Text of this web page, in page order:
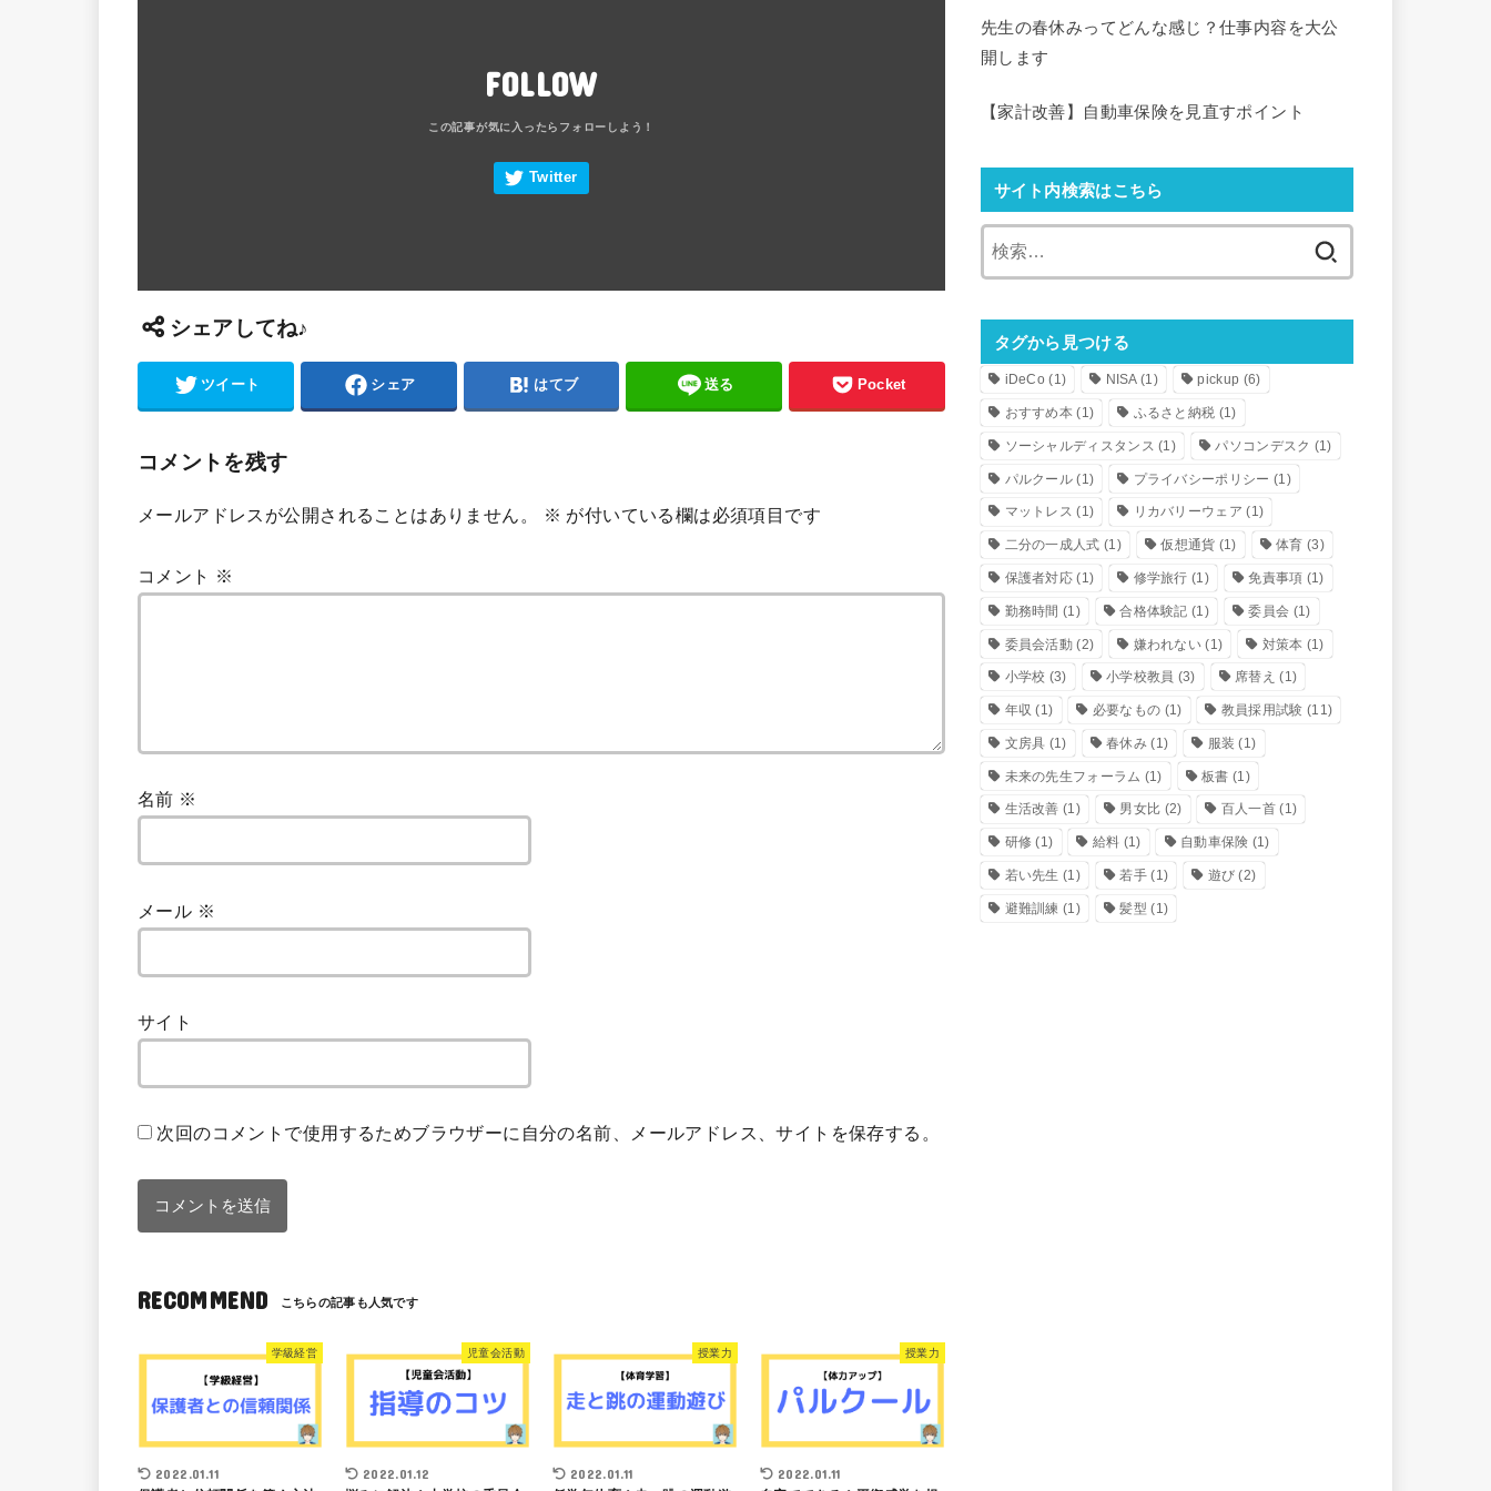
FOLLOW
シェアしてね♪
ツイート シェア はてブ 送る Pocket
コメントを残す
メールアドレスが公開されることはありません。 ※ が付いている欄は必須項目です
コメント ※
名前 ※
メール ※
サイト
次回のコメントで使用するためブラウザーに自分の名前、メールアドレス、サイトを保存する。
RECOMMEND
学級経営
2022.01.11
児童会活動
2022.01.12
授業力
2022.01.11
授業力
2022.01.11
先生の春休みってどんな感じ？仕事内容を大公
開します
【家計改善】自動車保険を見直すポイント
サイト内検索はこちら
タグから見つける
iDeCo (1) NISA(1) pickup (6)
おすすめ本 (1) ふるさと納税 (1)
ソーシャルディスタンス (1) パソコンデスク (1)
パルクール (1) プライバシーポリシー (1)
マットレス (1) リカバリーウェア (1)
二分の一成人式 (1) 仮想通貨 (1) 体育 (3)
保護者対応 (1) 修学旅行 (1) 免責事項 (1)
勤務時間 (1) 合格体験記 (1) 委員会 (1)
委員会活動 (2) 嫌われない (1) 対策本 (1)
小学校 (3) 小学校教員 (3) 席替え (1)
年収 (1) 必要なもの (1) 教員採用試験 (11)
文房具 (1) 春休み(1) 服装 (1)
未来の先生フォーラム (1) 板書 (1)
生活改善 (1) 男女比 (2) 百人一首 (1)
研修 (1) 給料 (1) 自動車保険 (1)
若い先生 (1) 若手(1) 遊び (2)
避難訓練 (1) 髪型 (1)